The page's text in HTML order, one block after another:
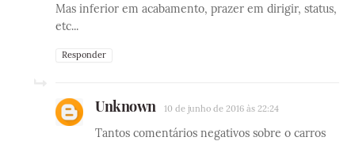
Mas inferior em acabamento, prazer em dirigir, status,
etc...
Responder
Unknown 10 de junho de 2016 às 22:24
Tantos comentários negativos sobre o carros